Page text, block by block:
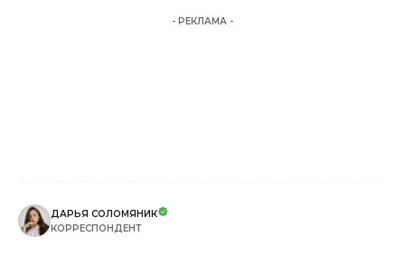
- РЕКЛАМА -
ДАРЬЯ СОЛОМЯНИК
КОРРЕСПОНДЕНТ